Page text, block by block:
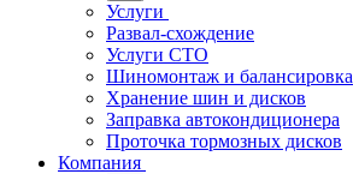
Услуги
Развал-схождение
Услуги СТО
Шиномонтаж и балансировка
Хранение шин и дисков
Заправка автокондиционера
Проточка тормозных дисков
Компания